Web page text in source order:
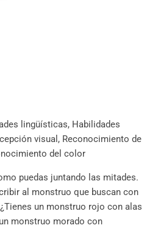
lingüísticas, Habilidades
visual, Reconocimiento de
del color
puedas juntando las mitades.
al monstruo que buscan con
un monstruo rojo con alas
monstruo morado con